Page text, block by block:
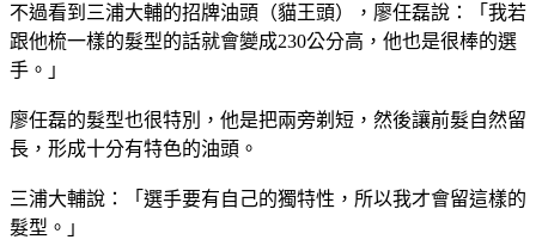
不過看到三浦大輔的招牌油頭（貓王頭），廖任磊說：「我若
跟他梳一樣的髮型的話就會變成230公分高，他也是很棒的選
手。」
廖任磊的髮型也很特別，他是把兩旁剃短，然後讓前髮自然留
長，形成十分有特色的油頭。
三浦大輔說：「選手要有自己的獨特性，所以我才會留這樣的
髮型。」